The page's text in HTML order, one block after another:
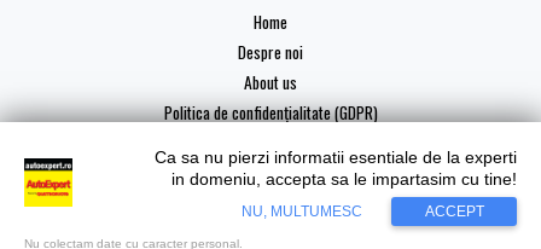
Home
Despre noi
About us
Politica de confidențialitate (GDPR)
Copyright © 2026 AutoExpert
Ca sa nu pierzi informatii esentiale de la experti
in domeniu, accepta sa le impartasim cu tine!
NU, MULTUMESC ACCEPT
Nu colectam date cu caracter personal.